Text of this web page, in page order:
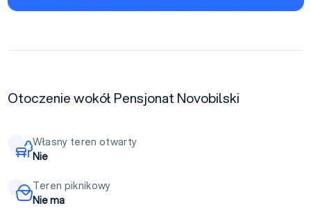
Otoczenie wokół Pensjonat Novobilski
Własny teren otwarty
Nie
Teren piknikowy
Nie ma